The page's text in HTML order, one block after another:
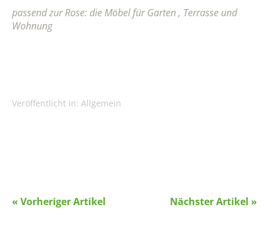
passend zur Rose: die Möbel für Garten , Terrasse und
Wohnung
Veröffentlicht in: Allgemein
Nächster Artikel »
« Vorheriger Artikel